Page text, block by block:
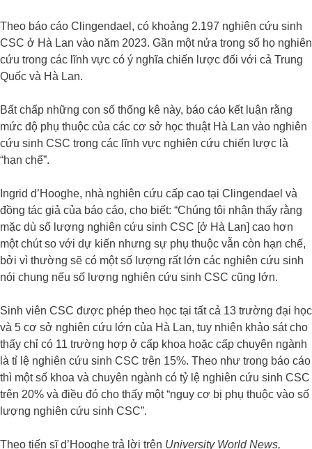
Theo báo cáo Clingendael, có khoảng 2.197 nghiên cứu sinh
CSC ở Hà Lan vào năm 2023. Gần một nửa trong số họ nghiên
cứu trong các lĩnh vực có ý nghĩa chiến lược đối với cả Trung
Quốc và Hà Lan.
Bất chấp những con số thống kê này, báo cáo kết luận rằng
mức độ phụ thuộc của các cơ sở học thuật Hà Lan vào nghiên
cứu sinh CSC trong các lĩnh vực nghiên cứu chiến lược là
“hạn chế”.
Ingrid d’Hooghe, nhà nghiên cứu cấp cao tại Clingendael và
đồng tác giả của báo cáo, cho biết: “Chúng tôi nhận thấy rằng
mặc dù số lượng nghiên cứu sinh CSC [ở Hà Lan] cao hơn
một chút so với dự kiến nhưng sự phụ thuộc vẫn còn hạn chế,
bởi vì thường sẽ có một số lượng rất lớn các nghiên cứu sinh
nói chung nếu số lượng nghiên cứu sinh CSC cũng lớn.
Sinh viên CSC được phép theo học tại tất cả 13 trường đại học
và 5 cơ sở nghiên cứu lớn của Hà Lan, tuy nhiên khảo sát cho
thấy chỉ có 11 trường hợp ở cấp khoa hoặc cấp chuyên ngành
là tỉ lệ nghiên cứu sinh CSC trên 15%. Theo như trong báo cáo
thì một số khoa và chuyên ngành có tỷ lệ nghiên cứu sinh CSC
trên 20% và điều đó cho thấy một “nguy cơ bị phụ thuộc vào số
lượng nghiên cứu sinh CSC”.
Theo tiến sĩ d’Hooghe trả lời trên University World News,